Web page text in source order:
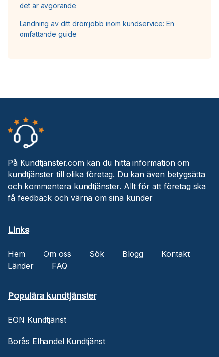
det är avgörande
Landning av ditt drömjobb inom kundservice: En
omfattande guide
På Kundtjanster.com kan du hitta information om
kundtjänster till olika företag. Du kan även betygsätta
och kommentera kundtjänster. Allt för att företag ska
få feedback och värna om sina kunder.
Links
Hem Om oss Sök Blogg
Kontakt
Länder
FAQ
Populära kundtjänster
EON Kundtjänst
Borås Elhandel Kundtjänst